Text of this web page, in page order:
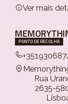
Ver mais
PONTO DE RECOLHA
Rua
2635-